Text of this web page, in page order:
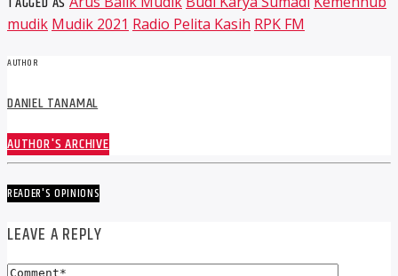
mudik Mudik 2021 Radio Pelita Kasih RPK FM
AUTHOR
DANIEL TANAMAL
AUTHOR'S ARCHIVE
READER'S OPINIONS
LEAVE A REPLY